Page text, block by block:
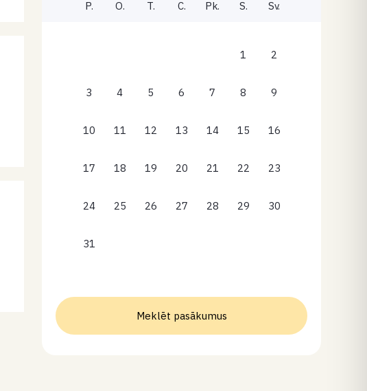
P. O. T. C. Pk. S. Sv.
1 2
3 4 5 6 7 8 9
10 11 12 13 14 15 16
17 18 19 20 21 22 23
24 25 26 27 28 29 30
31
Meklēt pasākumus